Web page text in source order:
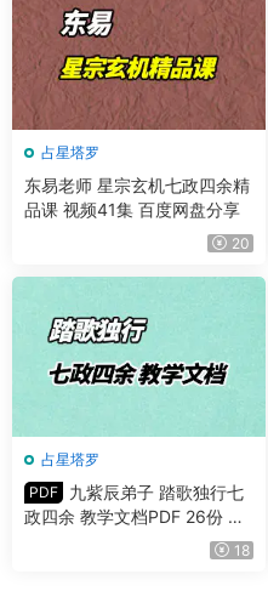
占星塔罗
东易老师 星宗玄机七政四余精
品课 视频41集 百度网盘分享
20
占星塔罗
PDF
九紫辰弟子 踏歌独行七
政四余 教学文档PDF 26份 百
18